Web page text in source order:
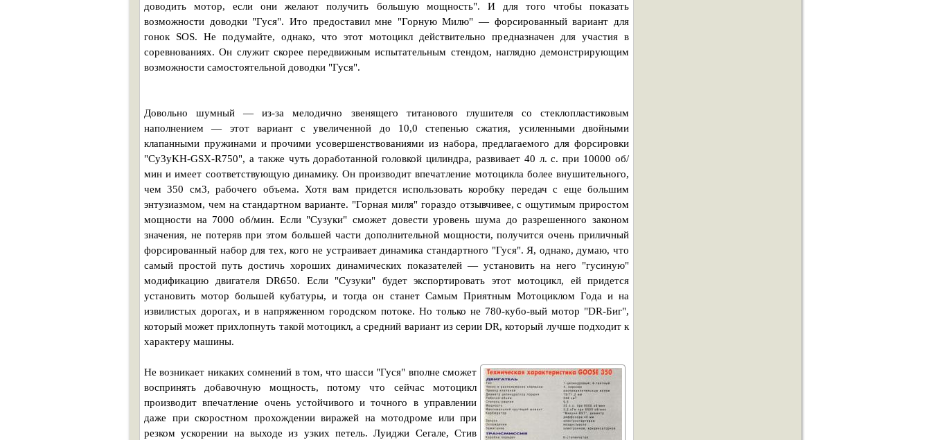
доводить мотор, если они желают получить большую мощность". И для того чтобы показать
возможности доводки "Гуся". Ито предоставил мне "Горную Милю" — форсированный вариант для
гонок SOS. Не подумайте, однако, что этот мотоцикл действительно предназначен для участия в
соревнованиях. Он служит скорее передвижным испытательным стендом, наглядно демонстрирующим
возможности самостоятельной доводки "Гуся".
Довольно шумный — из-за мелодично звенящего титанового глушителя со стеклопластиковым
наполнением — этот вариант с увеличенной до 10,0 степенью сжатия, усиленными двойными
клапанными пружинами и прочими усовершенствованиями из набора, предлагаемого для форсировки
"Cy3yKH-GSX-R750", а также чуть доработанной головкой цилиндра, развивает 40 л. с. при 10000 об/
мин и имеет соответствующую динамику. Он производит впечатление мотоцикла более внушительного,
чем 350 см3, рабочего объема. Хотя вам придется использовать коробку передач с еще большим
энтузиазмом, чем на стандартном варианте. "Горная миля" гораздо отзывчивее, с ощутимым приростом
мощности на 7000 об/мин. Если "Сузуки" сможет довести уровень шума до разрешенного законом
значения, не потеряв при этом большей части дополнительной мощности, получится очень приличный
форсированный набор для тех, кого не устраивает динамика стандартного "Гуся". Я, однако, думаю, что
самый простой путь достичь хороших динамических показателей — установить на него "гусиную"
модификацию двигателя DR650. Если "Сузуки" будет экспортировать этот мотоцикл, ей придется
установить мотор большей кубатуры, и тогда он станет Самым Приятным Мотоциклом Года и на
извилистых дорогах, и в напряженном городском потоке. Но только не 780-кубо-вый мотор "DR-Биг",
который может прихлопнуть такой мотоцикл, а средний вариант из серии DR, который лучше подходит к
характеру машины.
Не возникает никаких сомнений в том, что шасси "Гуся" вполне сможет
воспринять добавочную мощность, потому что сейчас мотоцикл
производит впечатление очень устойчивого и точного в управлении
даже при скоростном прохождении виражей на мотодроме или при
резком ускорении на выходе из узких петель. Луиджи Сегале, Стив